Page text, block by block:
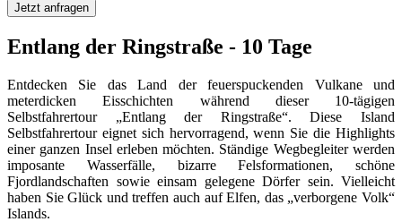
Jetzt anfragen
Entlang der Ringstraße - 10 Tage
Entdecken Sie das Land der feuerspuckenden Vulkane und
meterdicken Eisschichten während dieser 10-tägigen
Selbstfahrertour „Entlang der Ringstraße“. Diese Island
Selbstfahrertour eignet sich hervorragend, wenn Sie die Highlights
einer ganzen Insel erleben möchten. Ständige Wegbegleiter werden
imposante Wasserfälle, bizarre Felsformationen, schöne
Fjordlandschaften sowie einsam gelegene Dörfer sein. Vielleicht
haben Sie Glück und treffen auch auf Elfen, das „verborgene Volk“
Islands.